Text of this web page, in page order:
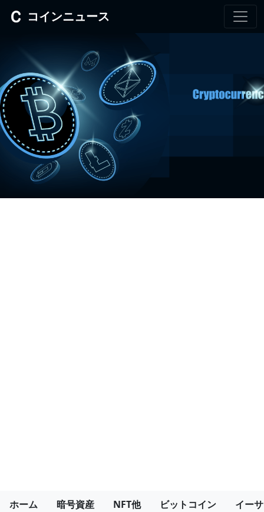
コインニュース
ホーム 暗号資産 NFT他 ビットコイン イー